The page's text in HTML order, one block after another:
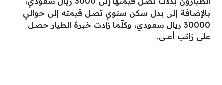
بالإضافة إلى بدل سكن سنوي تصل قيمته إلى حوالي
30000 ريال سعوديّ، وكلّما زادت خبرة الطيار حصل
على رَاتب أعلى.